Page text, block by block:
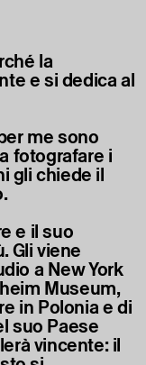
la
e si dedica al
me sono
fotografare i
gli chiede il
e il suo
Gli viene
a New York
Museum,
in Polonia e di
suo Paese
vincente: il